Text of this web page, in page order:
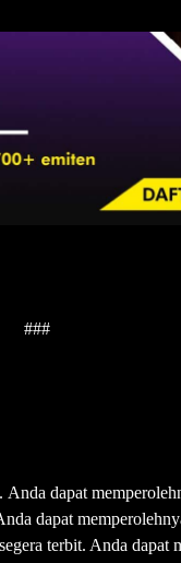
###
Anda dapat
dapat
terbit. Anda dapat